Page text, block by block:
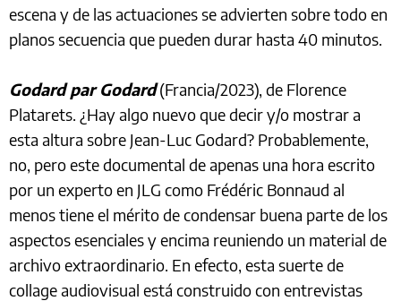
escena y de las actuaciones se advierten sobre todo en
planos secuencia que pueden durar hasta 40 minutos.
Godard par Godard(Francia/2023), de Florence
Platarets. ¿Hay algo nuevo que decir y/o mostrar a
esta altura sobre Jean-Luc Godard? Probablemente,
no, pero este documental de apenas una hora escrito
por un experto en JLG como Frédéric Bonnaud al
menos tiene el mérito de condensar buena parte de los
aspectos esenciales y encima reuniendo un material de
archivo extraordinario. En efecto, esta suerte de
collage audiovisual está construido con entrevistas